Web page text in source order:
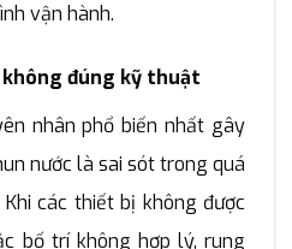
vận hành.
đúng kỹ thuật
nhân phổ biến nhất gây
nước là sai sót trong quá
các thiết bị không được
bố trí không hợp lý, rung